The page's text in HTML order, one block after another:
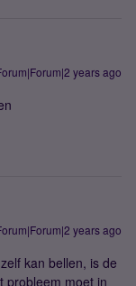
years ago
years ago
kan bellen, is de
probleem moet in